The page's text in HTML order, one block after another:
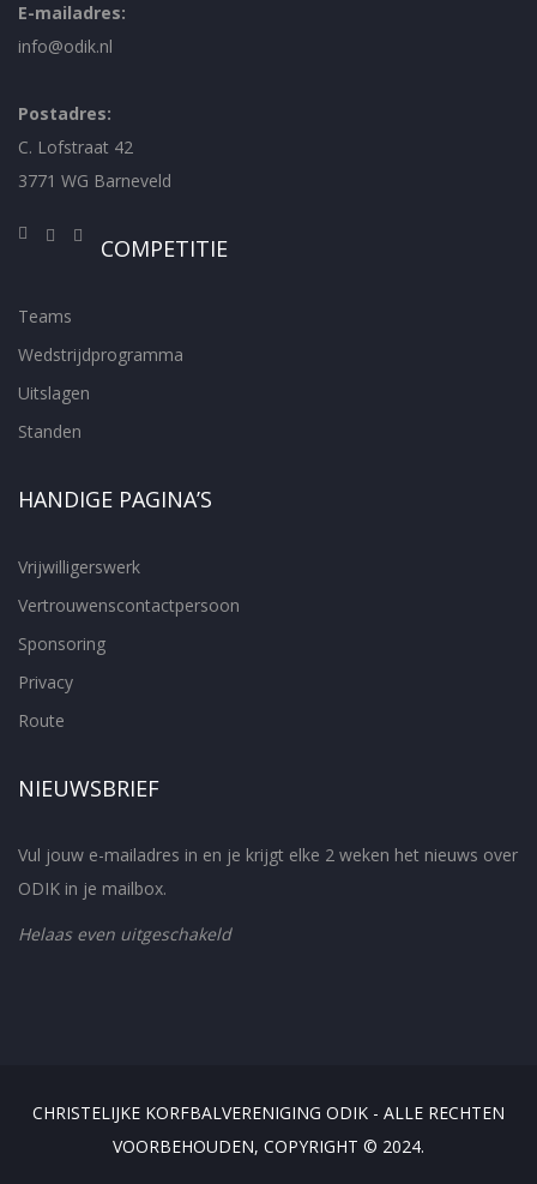
E-mailadres:
info@odik.nl
Postadres:
C. Lofstraat 42
3771 WG Barneveld
COMPETITIE
Teams
Wedstrijdprogramma
Uitslagen
Standen
HANDIGE PAGINA’S
Vrijwilligerswerk
Vertrouwenscontactpersoon
Sponsoring
Privacy
Route
NIEUWSBRIEF
Vul jouw e-mailadres in en je krijgt elke 2 weken het nieuws over
ODIK in je mailbox.
Helaas even uitgeschakeld
CHRISTELIJKE KORFBALVERENIGING ODIK - ALLE RECHTEN
VOORBEHOUDEN, COPYRIGHT © 2024.